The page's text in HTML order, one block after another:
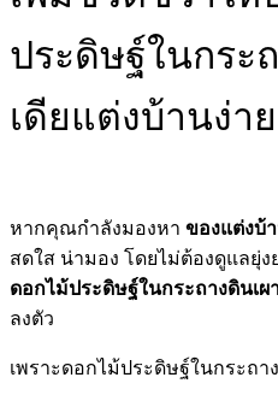
ประดิษฐ์ในกระ
เดียแต่งบ้านง่า
หากคุณกำลังมองหา ของแต่งบ้
สดใส น่ามอง โดยไม่ต้องดูแลยุ่ง
ดอกไม้ประดิษฐ์ในกระถางดินเผ
ลงตัว
เพราะดอกไม้ประดิษฐ์ในกระถา